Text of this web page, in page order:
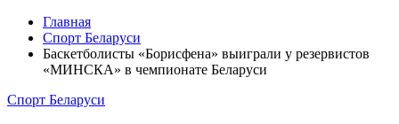
Главная
Спорт Беларуси
Баскетболисты «Борисфена» выиграли у резервистов
«МИНСКА» в чемпионате Беларуси
Спорт Беларуси